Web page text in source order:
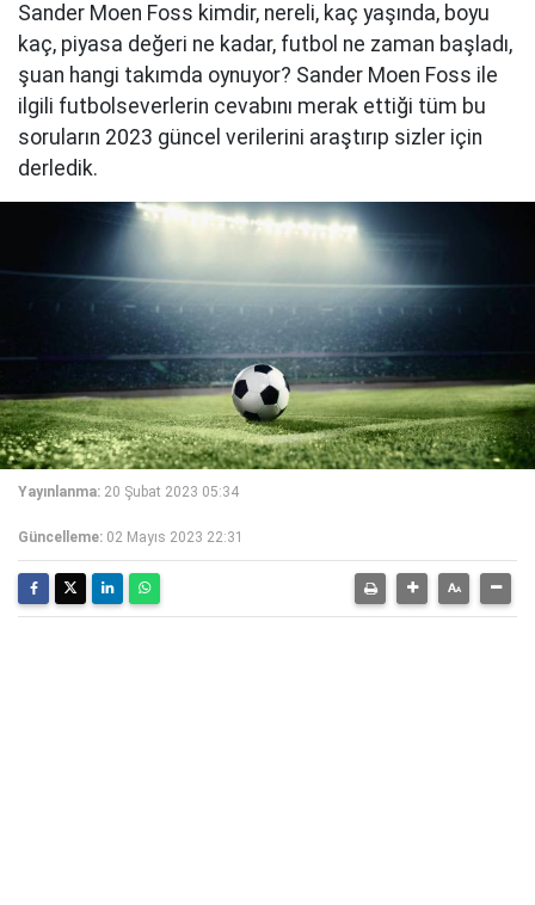
Sander Moen Foss kimdir, nereli, kaç yaşında, boyu
kaç, piyasa değeri ne kadar, futbol ne zaman başladı,
şuan hangi takımda oynuyor? Sander Moen Foss ile
ilgili futbolseverlerin cevabını merak ettiği tüm bu
soruların 2023 güncel verilerini araştırıp sizler için
derledik.
Yayınlanma: 20 Şubat 2023 05:34
Güncelleme: 02 Mayıs 2023 22:31